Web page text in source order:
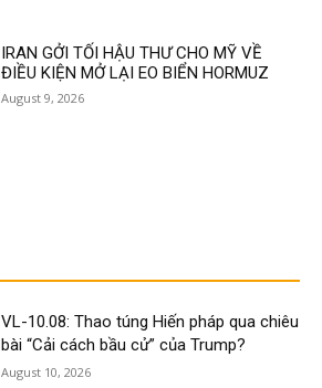
IRAN GỞI TỐI HẬU THƯ CHO MỸ VỀ
ĐIỀU KIỆN MỞ LẠI EO BIỂN HORMUZ
August 9, 2026
VL-10.08: Thao túng Hiến pháp qua chiêu
bài “Cải cách bầu cử” của Trump?
August 10, 2026